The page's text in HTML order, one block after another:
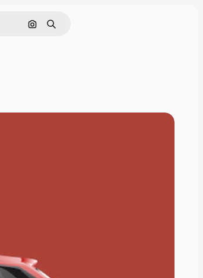
Nach Bild suchen
Suchen